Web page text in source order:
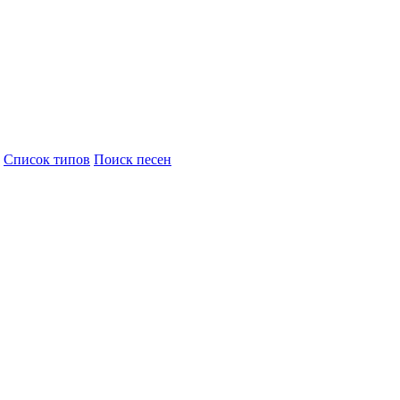
Cписок типов Поиск песен